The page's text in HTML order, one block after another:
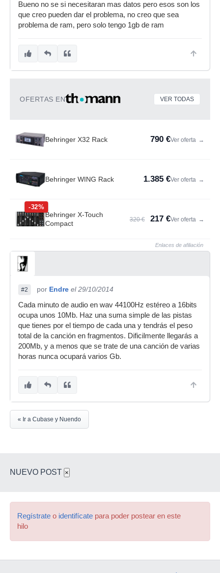
Bueno no se si necesitaran mas datos pero esos son los
que creo pueden dar el problema, no creo que sea
problema de ram, pero solo tengo 1gb de ram
OFERTAS EN VER TODAS
Behringer X32 Rack 790 €Ver oferta →
Behringer WING Rack 1.385 €Ver oferta →
-32%
Behringer X-Touch
Compact
320 € 217 €Ver oferta →
Enlaces de afiliación
#2 por Endre el 29/10/2014
Cada minuto de audio en wav 44100Hz estéreo a 16bits
ocupa unos 10Mb. Haz una suma simple de las pistas
que tienes por el tiempo de cada una y tendrás el peso
total de la canción en fragmentos. Dificilmente llegarás a
200Mb, y a menos que se trate de una canción de varias
horas nunca ocupará varios Gb.
« Ir a Cubase y Nuendo
NUEVO POST ×
Regístrate o identifícate para poder postear en este
hilo